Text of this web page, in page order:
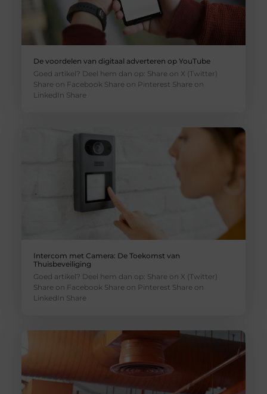
De voordelen van digitaal adverteren op YouTube
Goed artikel? Deel hem dan op: Share on X (Twitter)
Share on Facebook Share on Pinterest Share on
LinkedIn Share
Intercom met Camera: De Toekomst van
Thuisbeveiliging
Goed artikel? Deel hem dan op: Share on X (Twitter)
Share on Facebook Share on Pinterest Share on
LinkedIn Share